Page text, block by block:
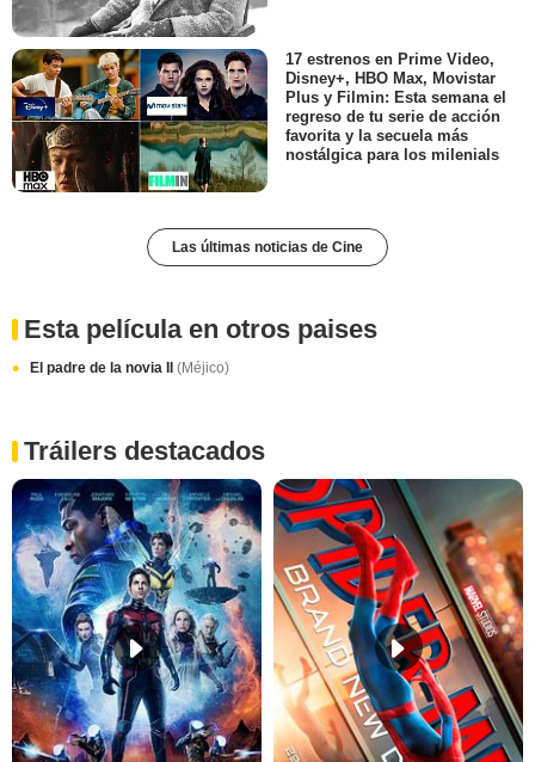
17 estrenos en Prime Video,
Disney+, HBO Max, Movistar
Plus y Filmin: Esta semana el
regreso de tu serie de acción
favorita y la secuela más
nostálgica para los milenials
Las últimas noticias de Cine
Esta película en otros paises
El padre de la novia II (Méjico)
Tráilers destacados